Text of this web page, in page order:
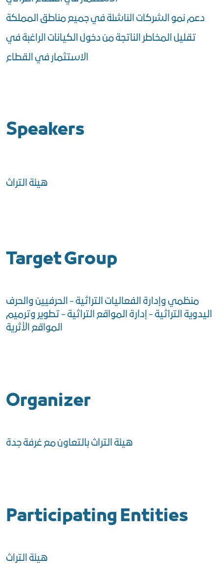
دعم نمو الشركات الناشئة في جميع مناطق المملكة
تقليل المخاطر الناتجة من دخول الكيانات الراغبة في
الاستثمار في القطاع
Speakers
هيئة التراث
Target Group
منظمي وإدارة الفعاليات التراثية - الحرفيين والحرف
اليدوية التراثية - إدارة المواقع التراثية - تطوير وترميم
المواقع الأثرية
Organizer
هيئة التراث بالتعاون مع غرفة جدة
Participating Entities
هيئة التراث